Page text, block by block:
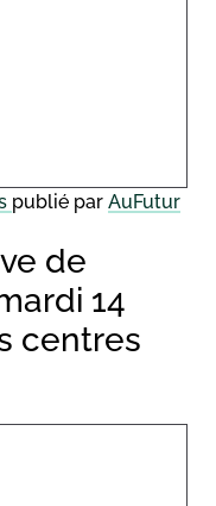
publié par AuFutur
de
14
centres